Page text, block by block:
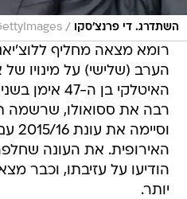
השתדרג. די פרנצ'סקו /
רומא מצאה מחליף
הערב (שלישי) על מינויו של
האיטלקי בן
רבה את ססואולו, שרשמה
הודיעו על עזיבתו, וכבר
יותר.